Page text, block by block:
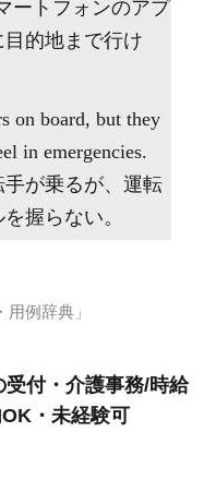
ートフォンのアプ
的地まで行け
on board, but they
in emergencies.
が乗るが、運転
握らない。
例辞典」
受付・介護事務/時給
・未経験可